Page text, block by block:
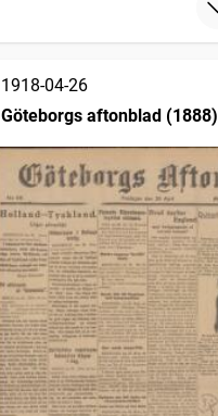
1918-04-26
Göteborgs aftonblad (1888)